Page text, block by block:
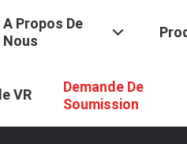
A Propos De
Nous
VR
Demande De
Soumission
De Tige / TSMX-T/TSFX-T